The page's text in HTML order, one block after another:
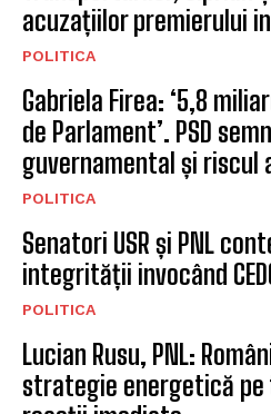
acuzațiilor premierului
POLITICA
Gabriela Firea: ‘5,8
de Parlament’. PSD
guvernamental și riscul
POLITICA
Senatori USR și PNL
integrității invocând
POLITICA
Lucian Rusu, PNL:
strategie energetică pe